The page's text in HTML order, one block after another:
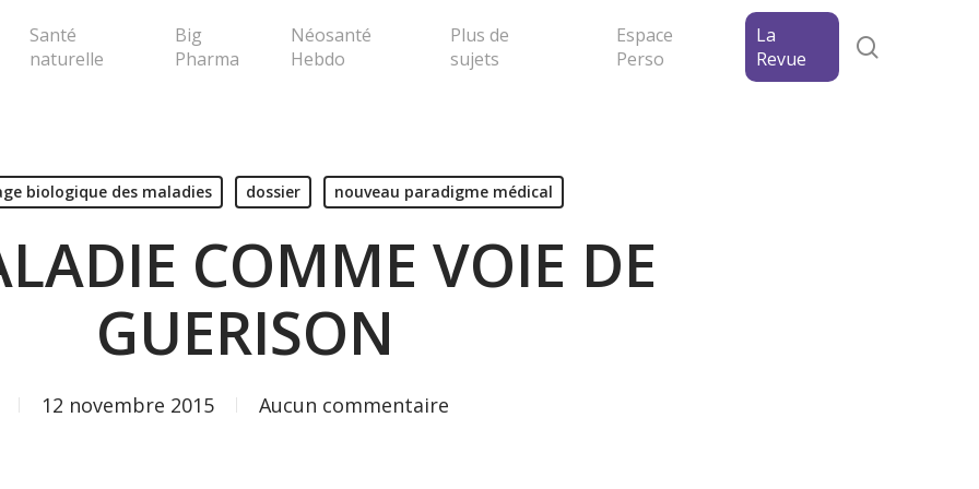
ou Echap pour fermer la popup
Santé
naturelle
Big
Pharma
Néosanté
Hebdo
Plus de
sujets
Espace
Perso
La
Revue
biologique des maladies dossier nouveau paradigme médical
COMME VOIE DE
GUERISON
12 novembre 2015 Aucun commentaire